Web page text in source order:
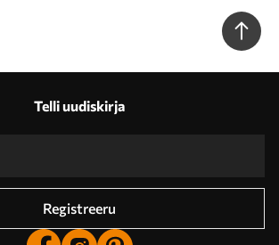
Telli uudiskirja
Registreeru